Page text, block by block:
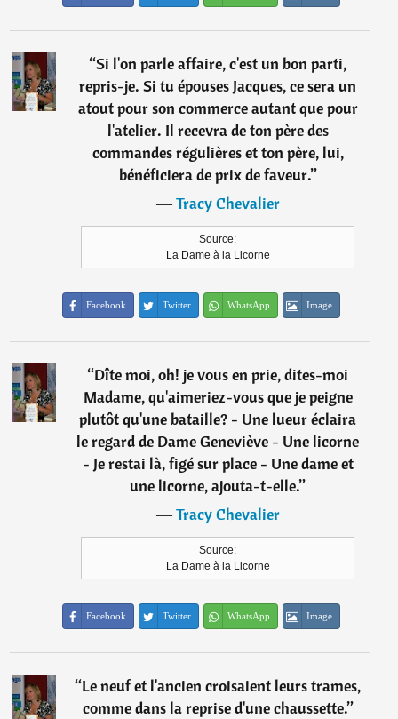
“Si l'on parle affaire, c'est un bon parti,
repris-je. Si tu épouses Jacques, ce sera un
atout pour son commerce autant que pour
l'atelier. Il recevra de ton père des
commandes régulières et ton père, lui,
bénéficiera de prix de faveur.”
―Tracy Chevalier
Source:
La Dame à la Licorne
Facebook Twitter WhatsApp Image
“Dîte moi, oh! je vous en prie, dites-moi
Madame, qu'aimeriez-vous que je peigne
plutôt qu'une bataille? - Une lueur éclaira
le regard de Dame Geneviève - Une licorne
- Je restai là, figé sur place - Une dame et
une licorne, ajouta-t-elle.”
―Tracy Chevalier
Source:
La Dame à la Licorne
Facebook Twitter WhatsApp Image
“Le neuf et l'ancien croisaient leurs trames,
comme dans la reprise d'une chaussette.”